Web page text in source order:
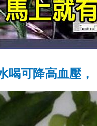
喝可降高血壓